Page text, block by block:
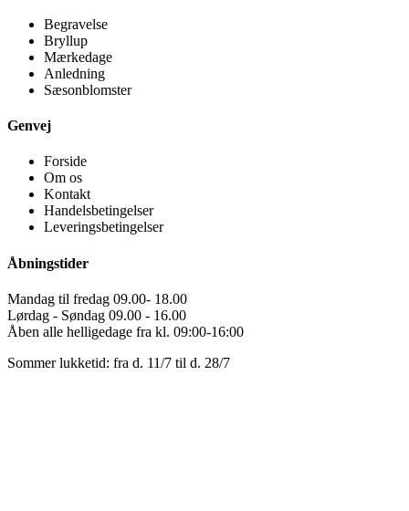
Begravelse
Bryllup
Mærkedage
Anledning
Sæsonblomster
Genvej
Forside
Om os
Kontakt
Handelsbetingelser
Leveringsbetingelser
Åbningstider
Mandag til fredag 09.00- 18.00
Lørdag - Søndag 09.00 - 16.00
Åben alle helligedage fra kl. 09:00-16:00
Sommer lukketid: fra d. 11/7 til d. 28/7